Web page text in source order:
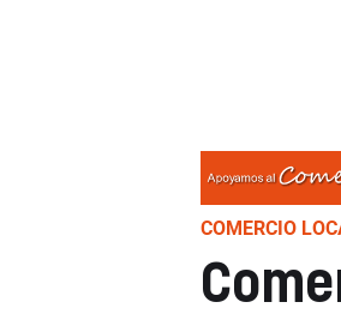
COMERCIO